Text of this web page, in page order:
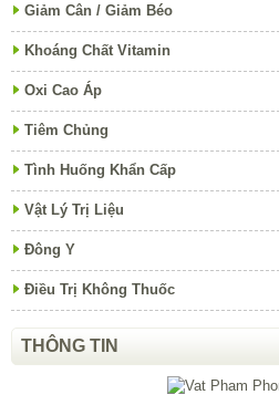
Giảm Cân / Giảm Béo
Khoáng Chất Vitamin
Oxi Cao Áp
Tiêm Chủng
Tình Huống Khẩn Cấp
Vật Lý Trị Liệu
Đông Y
Điều Trị Không Thuốc
THÔNG TIN